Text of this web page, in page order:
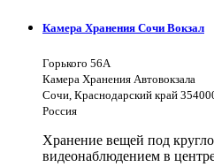
Камера Хранения Сочи Вокзал
Горького 56А
Камера Хранения Автовокзала
Сочи, Краснодарский край
Россия
Хранение вещей под
видеонаблюдением в